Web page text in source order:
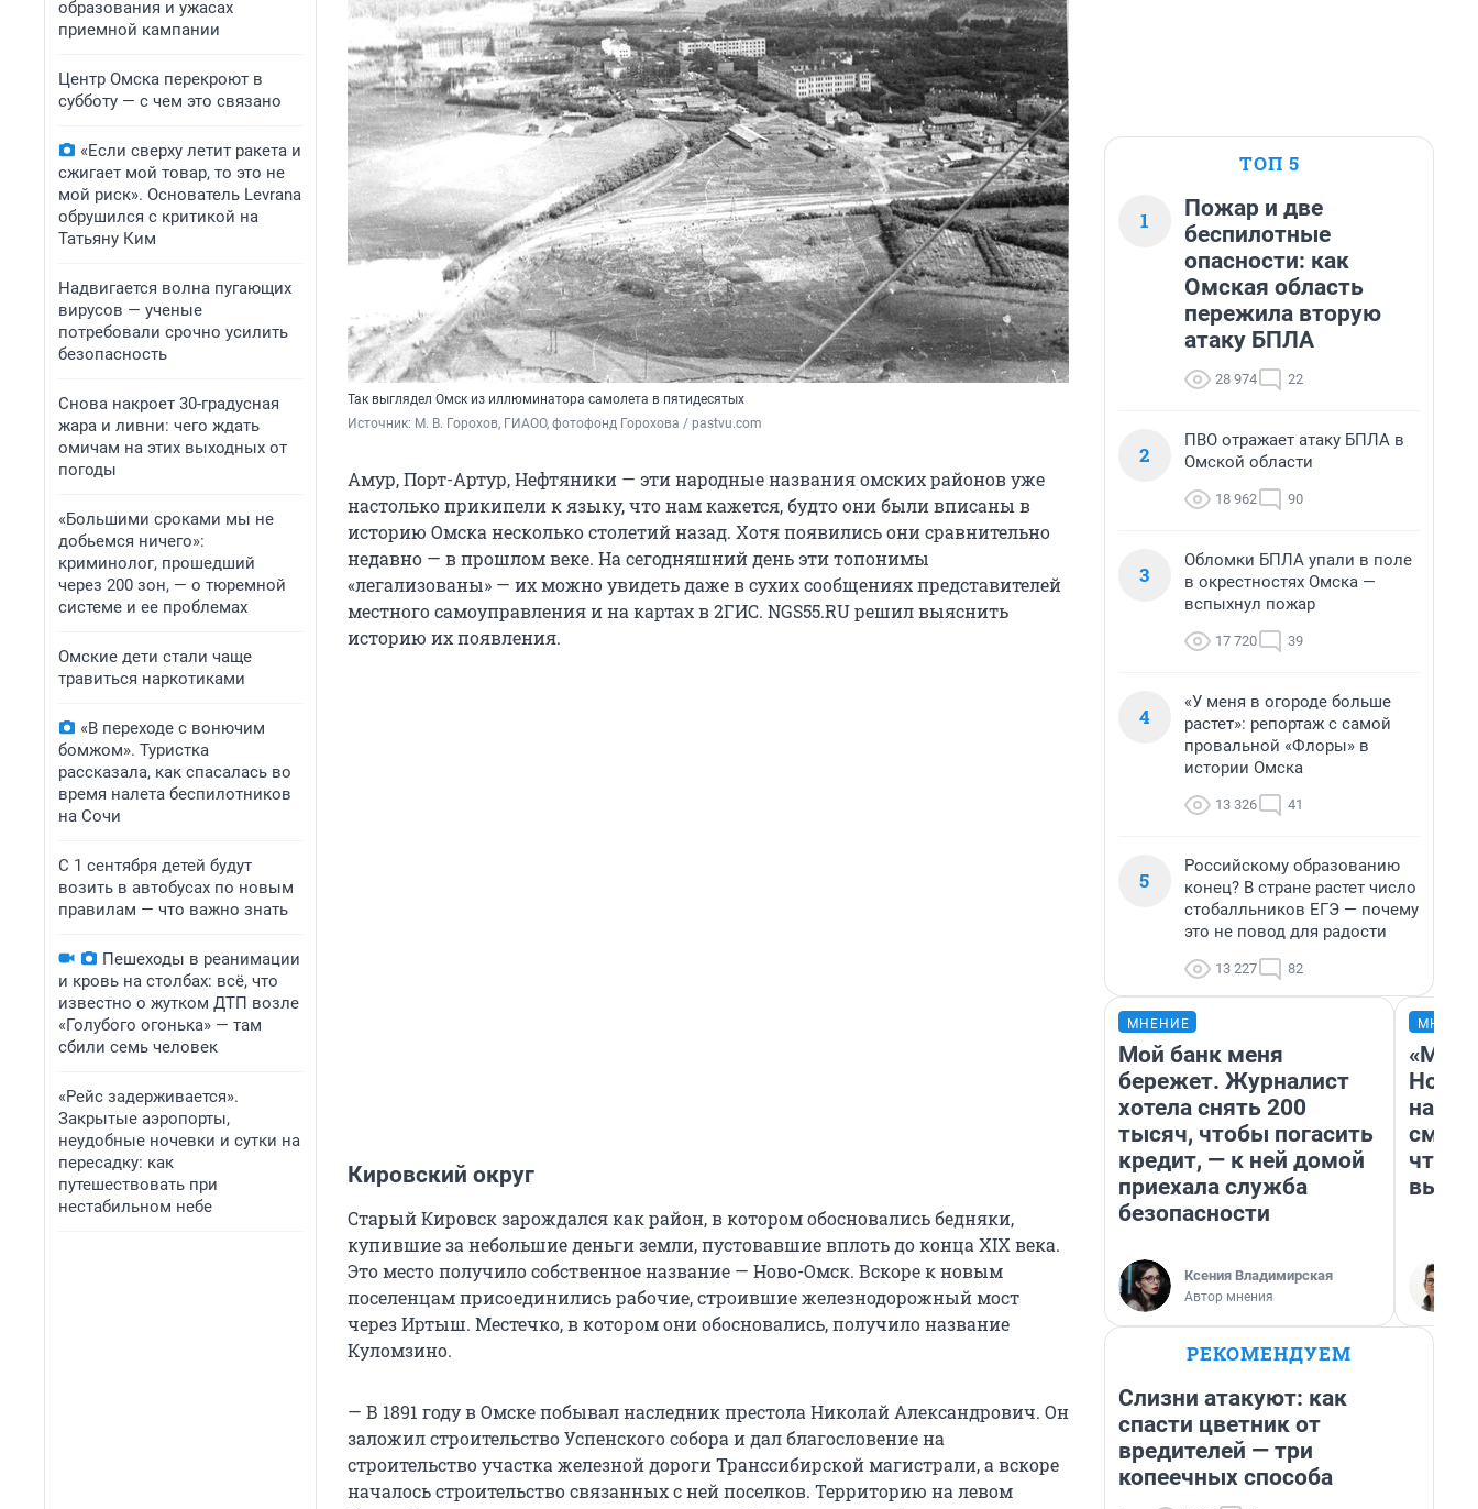
образования и ужасах
приемной кампании
Центр Омска перекроют в
субботу — с чем это связано
«Если сверху летит ракета и
сжигает мой товар, то это не
мой риск». Основатель Levrana
обрушился с критикой на
Татьяну Ким
Надвигается волна пугающих
вирусов — ученые
потребовали срочно усилить
безопасность
Снова накроет 30-градусная
жара и ливни: чего ждать
омичам на этих выходных от
погоды
«Большими сроками мы не
добьемся ничего»:
криминолог, прошедший
через 200 зон, — о тюремной
системе и ее проблемах
Омские дети стали чаще
травиться наркотиками
«В переходе с вонючим
бомжом». Туристка
рассказала, как спасалась во
время налета беспилотников
на Сочи
С 1 сентября детей будут
возить в автобусах по новым
правилам — что важно знать
Пешеходы в реанимации
и кровь на столбах: всё, что
известно о жутком ДТП возле
«Голубого огонька» — там
сбили семь человек
«Рейс задерживается».
Закрытые аэропорты,
неудобные ночевки и сутки на
пересадку: как
путешествовать при
нестабильном небе
Так выглядел Омск из иллюминатора самолета в пятидесятых
Источник: М. В. Горохов, ГИАОО, фотофонд Горохова / pastvu.com
Амур, Порт-Артур, Нефтяники — эти народные названия омских районов уже
настолько прикипели к языку, что нам кажется, будто они были вписаны в
историю Омска несколько столетий назад. Хотя появились они сравнительно
недавно — в прошлом веке. На сегодняшний день эти топонимы
«легализованы» — их можно увидеть даже в сухих сообщениях представителей
местного самоуправления и на картах в 2ГИС. NGS55.RU решил выяснить
историю их появления.
Кировский округ
Старый Кировск зарождался как район, в котором обосновались бедняки,
купившие за небольшие деньги земли, пустовавшие вплоть до конца XIX века.
Это место получило собственное название — Ново-Омск. Вскоре к новым
поселенцам присоединились рабочие, строившие железнодорожный мост
через Иртыш. Местечко, в котором они обосновались, получило название
Куломзино.
— В 1891 году в Омске побывал наследник престола Николай Александрович. Он
заложил строительство Успенского собора и дал благословение на
строительство участка железной дороги Транссибирской магистрали, а вскоре
началось строительство связанных с ней поселков. Территорию на левом
ТОП 5
1
Пожар и две
беспилотные
опасности: как
Омская область
пережила вторую
атаку БПЛА
28 974 22
2
ПВО отражает атаку БПЛА в
Омской области
18 962 90
3
Обломки БПЛА упали в поле
в окрестностях Омска —
вспыхнул пожар
17 720 39
4
«У меня в огороде больше
растет»: репортаж с самой
провальной «Флоры» в
истории Омска
13 326 41
5
Российскому образованию
конец? В стране растет число
стобалльников ЕГЭ — почему
это не повод для радости
13 227 82
МНЕНИЕ
Мой банк меня
бережет. Журналист
хотела снять 200
тысяч, чтобы погасить
кредит, — к ней домой
приехала служба
безопасности
Ксения Владимирская
Автор мнения
«Мы
РЕКОМЕНДУЕМ
Слизни атакуют: как
спасти цветник от
вредителей — три
копеечных способа